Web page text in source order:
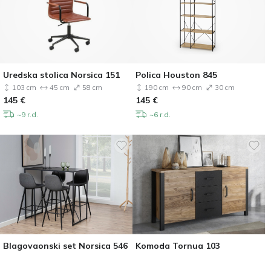
Uredska stolica Norsica 151
103 cm 45 cm 58 cm
145 €
~9 r.d.
Polica Houston 845
190 cm 90 cm 30 cm
145 €
~6 r.d.
Blagovaonski set Norsica 546 Komoda Tornua 103